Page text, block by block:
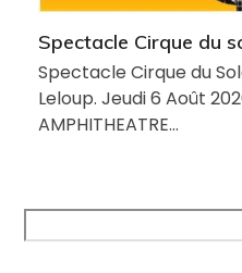
Spectacle Cirque du
Spectacle Cirque du
Leloup. Jeudi 6 Août
AMPHITHEATRE…